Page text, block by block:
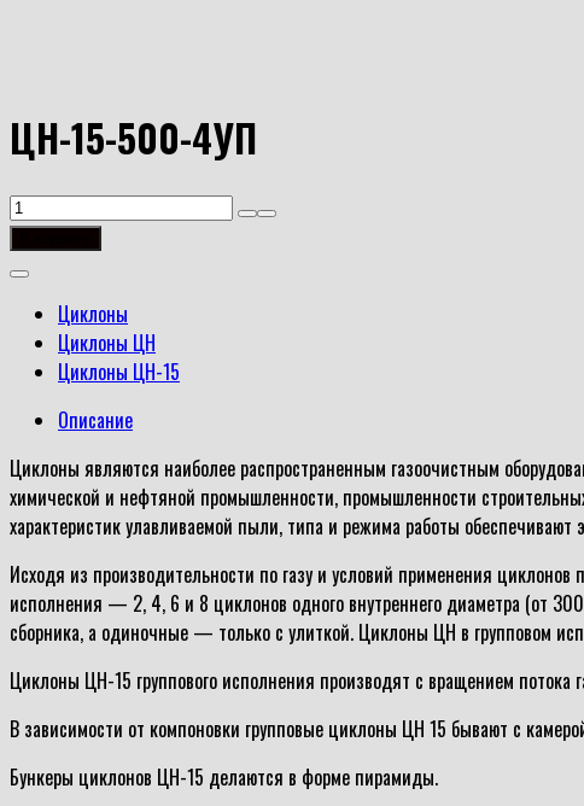
ЦН-15-500-4УП
Количество
товара
4УП
Циклоны
Циклоны ЦН
Циклоны ЦН-15
Описание
Циклоны являются наиболее распространенным газоочистным
химической и нефтяной промышленности, промышленности
характеристик улавливаемой пыли, типа и режима работы
Исходя из производительности по газу и условий применения
исполнения — 2, 4, 6 и 8 циклонов одного внутреннего диаметра (от
сборника, а одиночные — только с улиткой. Циклоны ЦН в групповом
Циклоны ЦН-15 группового исполнения производят с вращением потока
В зависимости от компоновки групповые циклоны ЦН 15 бывают с
Бункеры циклонов ЦН-15 делаются в форме пирамиды.